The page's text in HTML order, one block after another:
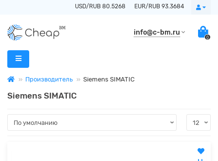
USD/RUB 80.5268 EUR/RUB 93.3684
info@c-bm.ru
0
Производитель Siemens SIMATIC
Siemens SIMATIC